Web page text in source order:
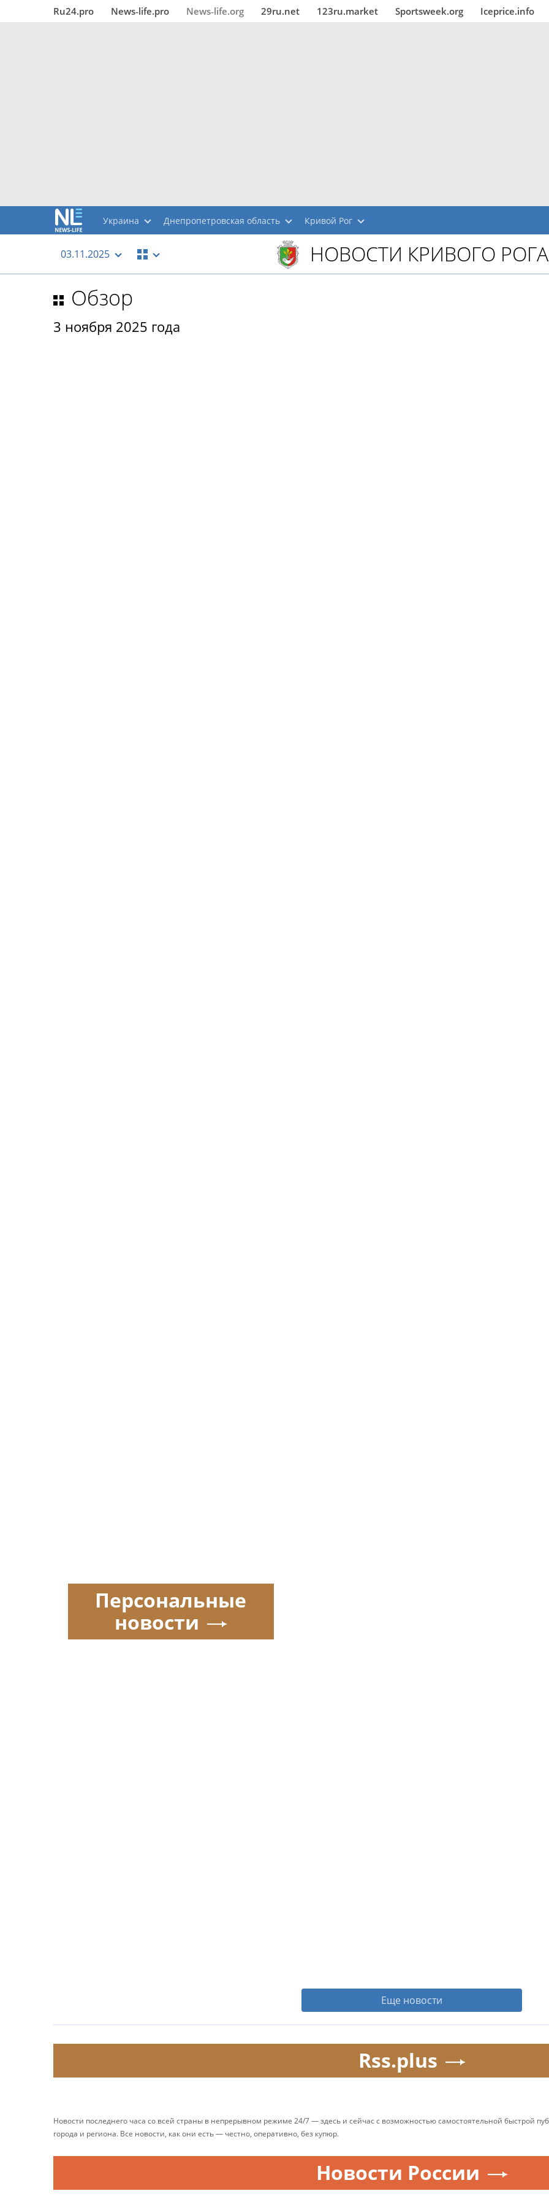
Ru24.pro News‑life.pro News‑life.org 29ru.net 123ru.market Sportsweek.org Iceprice.info
Украина Днепропетровская область Кривой Рог
03.11.2025 НОВОСТИ КРИВОГО РОГА
Обзор
3 ноября 2025 года
Персональные
новости
Еще новости
Rss.plus
Новости последнего часа со всей страны в непрерывном режиме 24/7 — здесь и сейчас с возможностью самостоятельной быстрой
города и региона. Все новости, как они есть — честно, оперативно, без купюр.
Новости России